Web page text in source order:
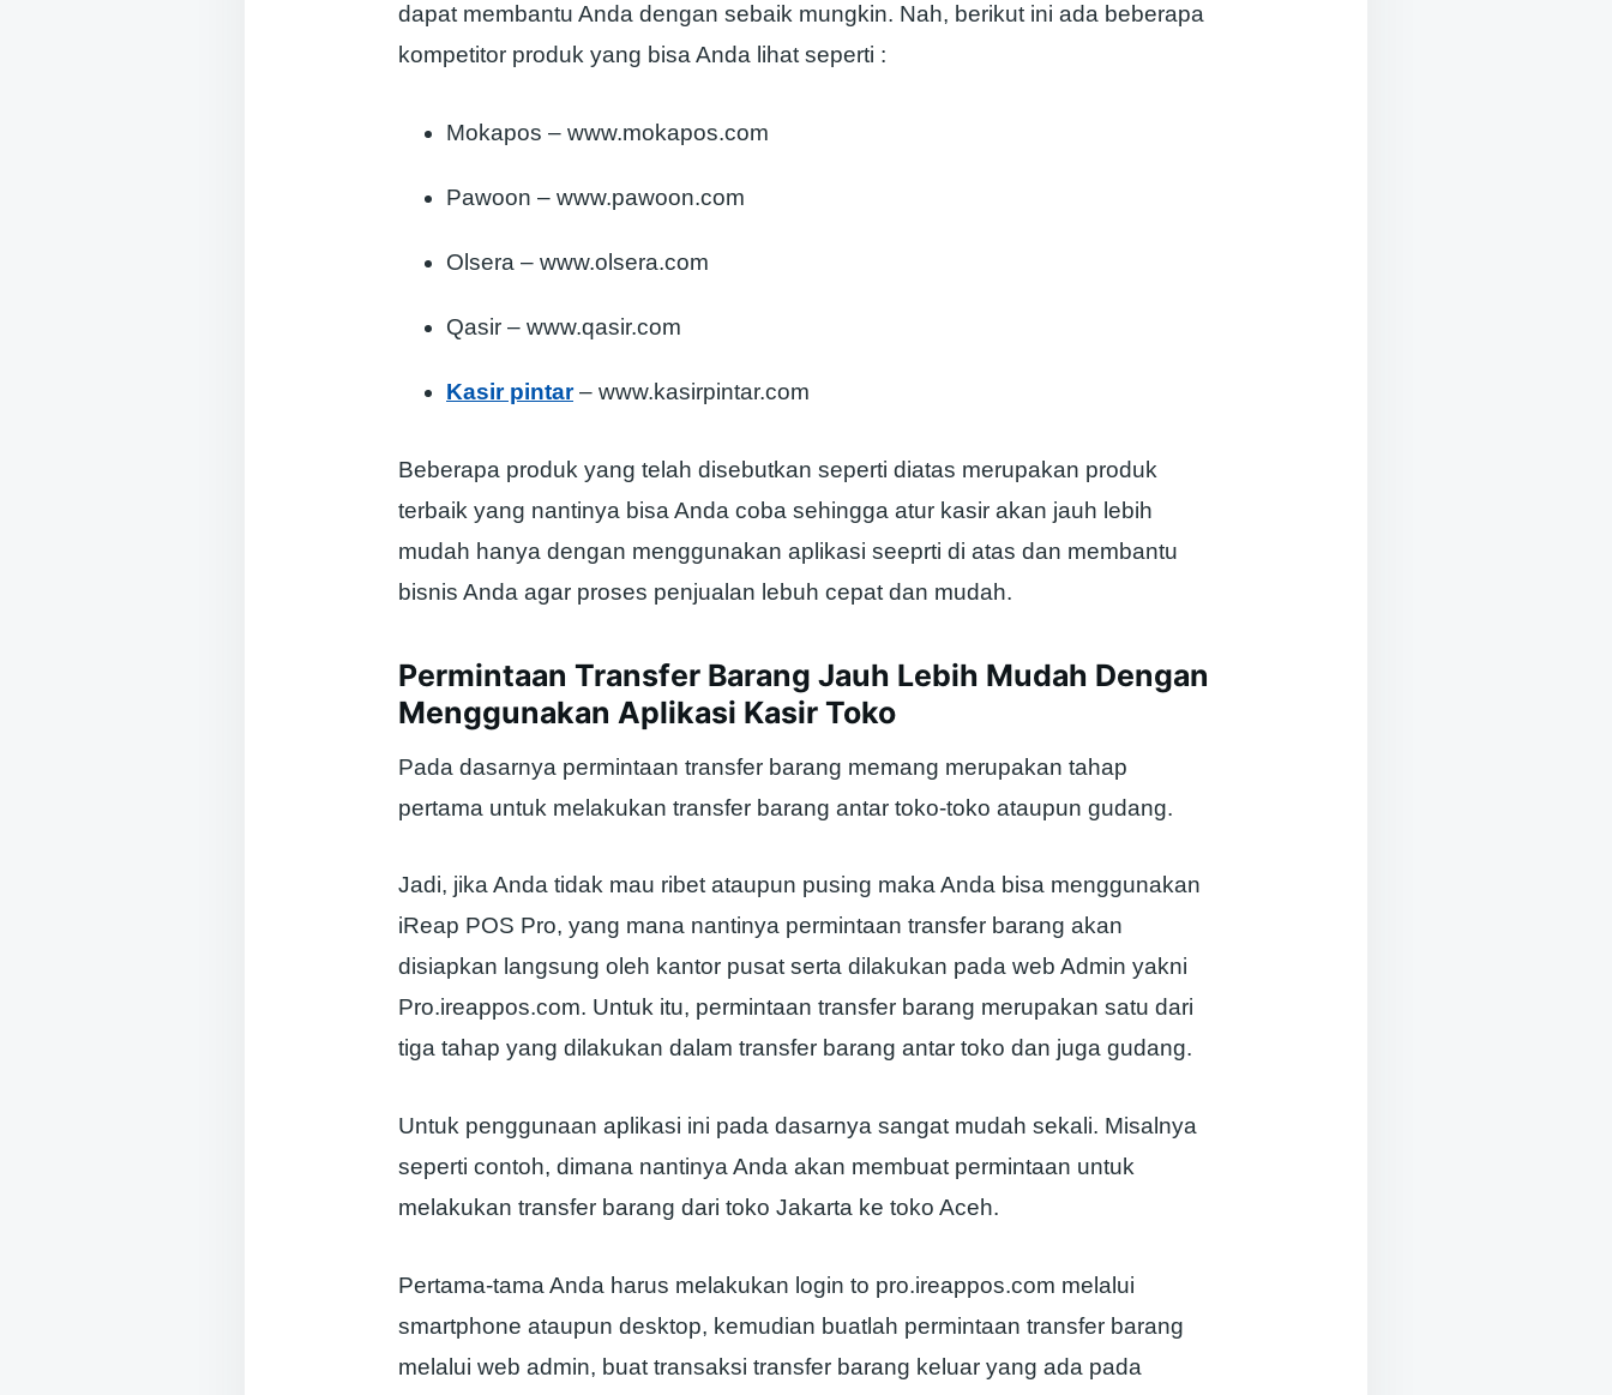
dapat membantu Anda dengan sebaik mungkin. Nah, berikut ini ada beberapa
kompetitor produk yang bisa Anda lihat seperti :
Mokapos – www.mokapos.com
Pawoon – www.pawoon.com
Olsera – www.olsera.com
Qasir – www.qasir.com
Kasir pintar– www.kasirpintar.com
Beberapa produk yang telah disebutkan seperti diatas merupakan produk
terbaik yang nantinya bisa Anda coba sehingga atur kasir akan jauh lebih
mudah hanya dengan menggunakan aplikasi seeprti di atas dan membantu
bisnis Anda agar proses penjualan lebuh cepat dan mudah.
Permintaan Transfer Barang Jauh Lebih Mudah Dengan
Menggunakan Aplikasi Kasir Toko
Pada dasarnya permintaan transfer barang memang merupakan tahap
pertama untuk melakukan transfer barang antar toko-toko ataupun gudang.
Jadi, jika Anda tidak mau ribet ataupun pusing maka Anda bisa menggunakan
iReap POS Pro, yang mana nantinya permintaan transfer barang akan
disiapkan langsung oleh kantor pusat serta dilakukan pada web Admin yakni
Pro.ireappos.com. Untuk itu, permintaan transfer barang merupakan satu dari
tiga tahap yang dilakukan dalam transfer barang antar toko dan juga gudang.
Untuk penggunaan aplikasi ini pada dasarnya sangat mudah sekali. Misalnya
seperti contoh, dimana nantinya Anda akan membuat permintaan untuk
melakukan transfer barang dari toko Jakarta ke toko Aceh.
Pertama-tama Anda harus melakukan login to pro.ireappos.com melalui
smartphone ataupun desktop, kemudian buatlah permintaan transfer barang
melalui web admin, buat transaksi transfer barang keluar yang ada pada